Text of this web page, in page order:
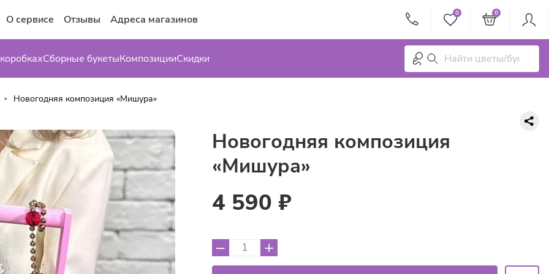
О сервисе Отзывы Адреса магазинов
0 0
Сборные букетыКомпозицииСкидки
Новогодняя композиция «Мишура»
Новогодняя композиция
«Мишура»
4 590 ₽
– +